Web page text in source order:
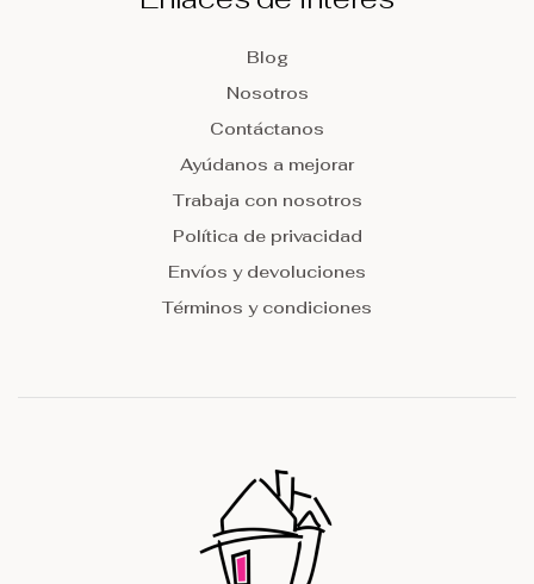
Blog
Nosotros
Contáctanos
Ayúdanos a mejorar
Trabaja con nosotros
Política de privacidad
Envíos y devoluciones
Términos y condiciones